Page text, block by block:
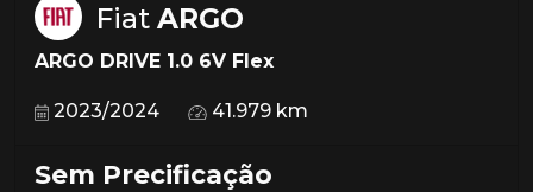
Fiat ARGO
ARGO DRIVE 1.0 6V Flex
2023/2024 41.979 km
Sem Precificação